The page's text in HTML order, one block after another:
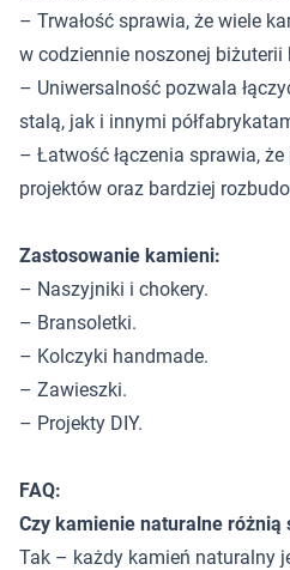
– Trwałość sprawia, że wiele
w codziennie noszonej biżuterii
– Uniwersalność pozwala
stalą, jak i innymi
– Łatwość łączenia sprawia,
projektów oraz bardziej
Zastosowanie kamieni:
– Naszyjniki i chokery.
– Bransoletki.
– Kolczyki handmade.
– Zawieszki.
– Projekty DIY.
FAQ:
Czy kamienie naturalne różnią
Tak – każdy kamień naturalny